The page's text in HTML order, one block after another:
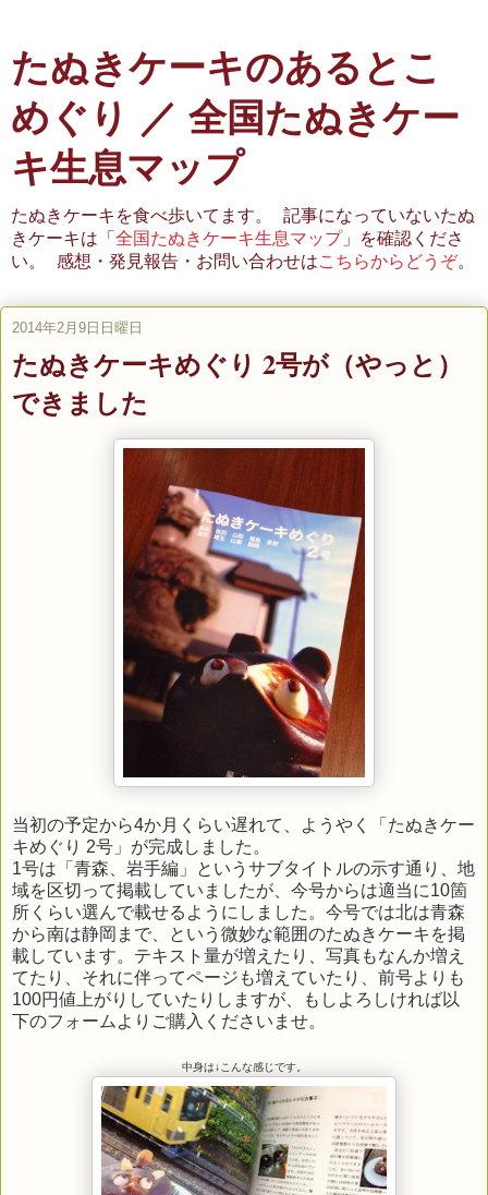
たぬきケーキのあるとこ
めぐり ／ 全国たぬきケー
キ生息マップ
たぬきケーキを食べ歩いてます。 記事になっていないたぬ
きケーキは「 全国たぬきケーキ生息マップ」を確認くださ
い。 感想・発見報告・お問い合わせはこちらからどうぞ。
2014年2月9日日曜日
たぬきケーキめぐり 2号が（やっと）
できました
当初の予定から4か月くらい遅れて、ようやく「たぬきケー
キめぐり 2号」が完成しました。
1号は「青森、岩手編」というサブタイトルの示す通り、地
域を区切って掲載していましたが、今号からは適当に10箇
所くらい選んで載せるようにしました。今号では北は青森
から南は静岡まで、という微妙な範囲のたぬきケーキを掲
載しています。テキスト量が増えたり、写真もなんか増え
てたり、それに伴ってページも増えていたり、前号よりも
100円値上がりしていたりしますが、もしよろしければ以
下のフォームよりご購入くださいませ。
中身は↓こんな感じです。